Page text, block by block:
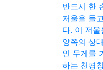
반드시 한
저울을 들
다. 이 저울
양쪽의 상
인 무게를
하는 천평